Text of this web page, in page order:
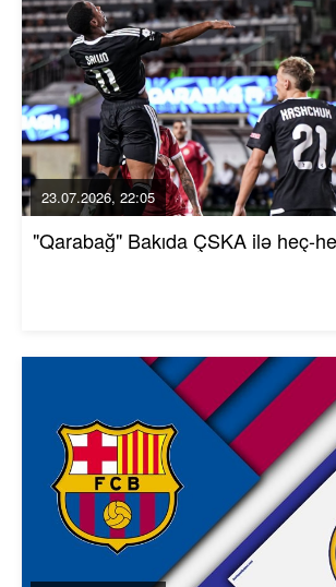
23.07.2026, 22:05
"Qarabağ" Bakıda ÇSKA ilə heç-